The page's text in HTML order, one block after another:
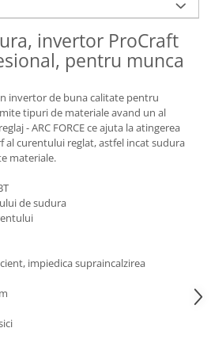
tuns
MMA
de
invertor ProCraft
pentru munca
invertor de buna calitate pentru
tipuri de materiale avand un al
- ARC FORCE ce ajuta la atingerea
al curentului reglat, astfel incat sudura
materiale.
de sudura
impiedica supraincalzirea